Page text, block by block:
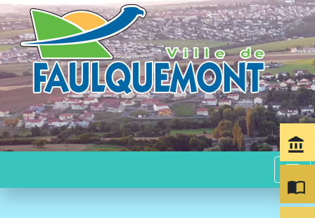
menu
account_balance
import_contacts